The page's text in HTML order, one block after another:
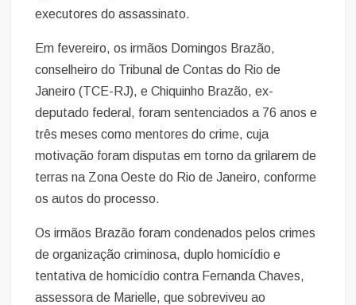
executores do assassinato.
Em fevereiro, os irmãos Domingos Brazão,
conselheiro do Tribunal de Contas do Rio de
Janeiro (TCE-RJ), e Chiquinho Brazão, ex-
deputado federal, foram sentenciados a 76 anos e
três meses como mentores do crime, cuja
motivação foram disputas em torno da grilarem de
terras na Zona Oeste do Rio de Janeiro, conforme
os autos do processo.
Os irmãos Brazão foram condenados pelos crimes
de organização criminosa, duplo homicídio e
tentativa de homicídio contra Fernanda Chaves,
assessora de Marielle, que sobreviveu ao